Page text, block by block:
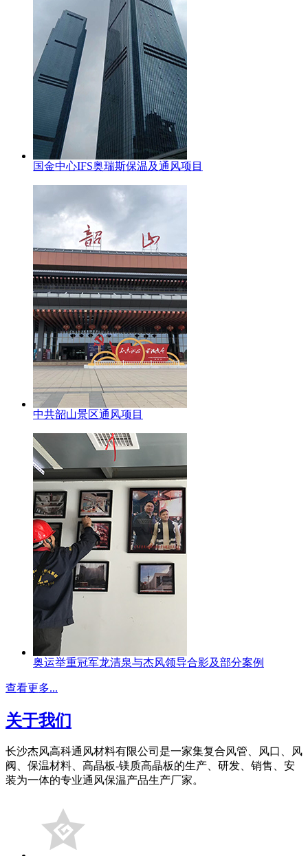
国金中心IFS奥瑞斯保温及通风项目
中共韶山景区通风项目
奥运举重冠军龙清泉与杰风领导合影及部分案例
查看更多...
关于我们
长沙杰风高科通风材料有限公司是一家集复合风管、风口、风
阀、保温材料、高晶板-镁质高晶板的生产、研发、销售、安
装为一体的专业通风保温产品生产厂家。